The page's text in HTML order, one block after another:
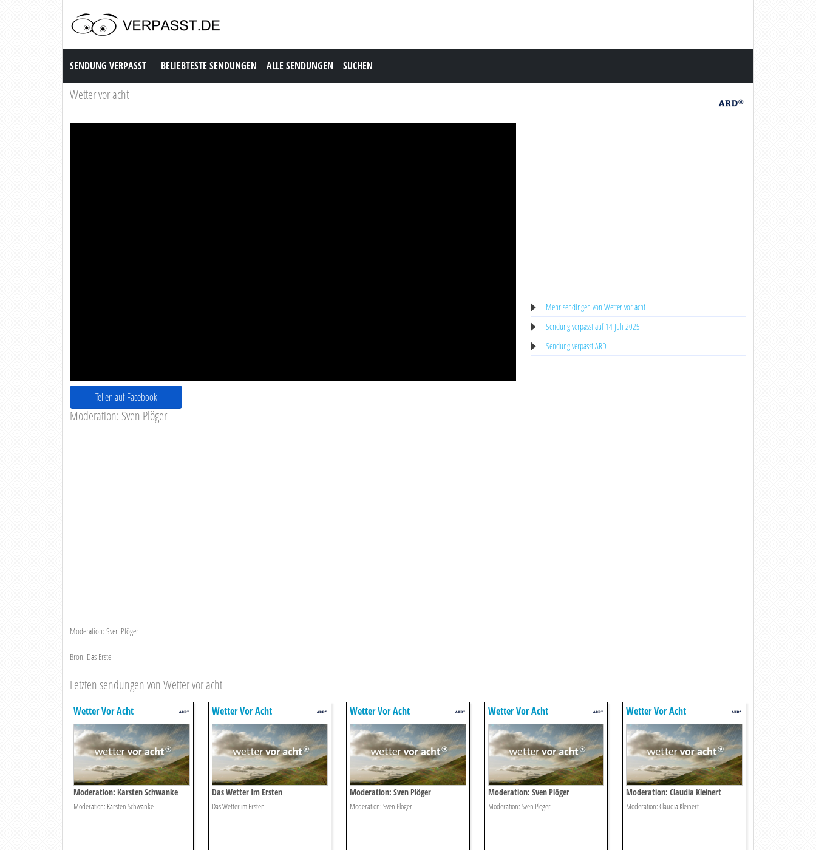
Sendung Verpasst
SENDUNG VERPASST BELIEBTESTE SENDUNGEN ALLE SENDUNGEN SUCHEN
Wetter vor acht
Teilen auf Facebook
Moderation: Sven Plöger
Moderation: Sven Plöger
Bron: Das Erste
Mehr sendingen von Wetter vor acht
Sendung verpasst auf 14 Juli 2025
Sendung verpasst ARD
Letzten sendungen von Wetter vor acht
Wetter Vor Acht
Moderation: Karsten Schwanke
Moderation: Karsten Schwanke
Wetter Vor Acht
Das Wetter Im Ersten
Das Wetter im Ersten
Wetter Vor Acht
Moderation: Sven Plöger
Moderation: Sven Plöger
Wetter Vor Acht
Moderation: Sven Plöger
Moderation: Sven Plöger
Wetter Vor Acht
Moderation: Claudia Kleinert
Moderation: Claudia Kleinert